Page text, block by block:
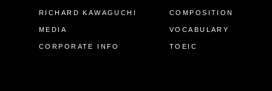
RICHARD KAWAGUCHI
MEDIA
CORPORATE INFO
COMPOSITION
VOCABULARY
TOEIC